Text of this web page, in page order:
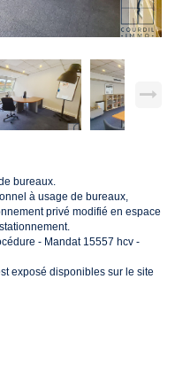
bureaux.
à usage de bureaux,
privé modifié en espace
- Mandat 15557 hcv -
exposé disponibles sur le site